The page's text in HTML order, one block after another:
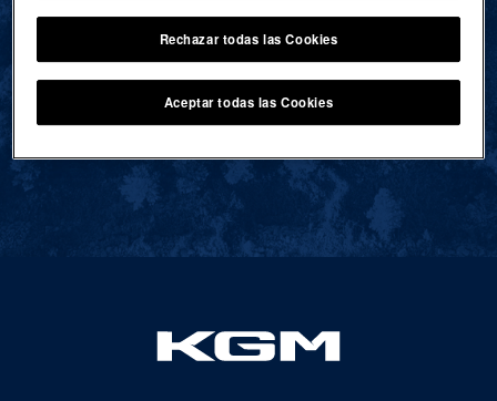
VOLVER AL INICIO
Rechazar todas las Cookies
Aceptar todas las Cookies